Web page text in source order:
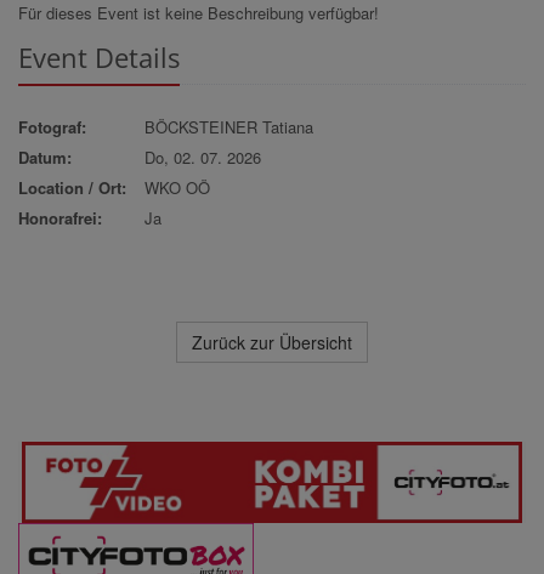
Für dieses Event ist keine Beschreibung verfügbar!
Event Details
Fotograf:
BÖCKSTEINER Tatiana
Datum:
Do, 02. 07. 2026
Location / Ort:
WKO OÖ
Honorafrei:
Ja
Zurück zur Übersicht